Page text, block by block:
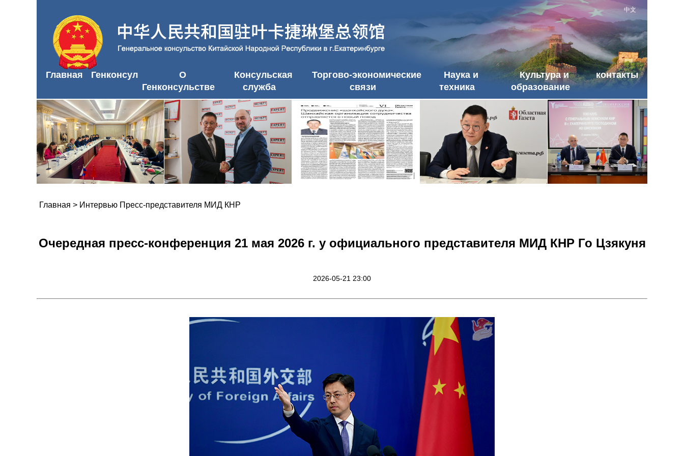
中文
Главная Генконсул
О
Генконсульстве
Консульская
служба
Торгово-экономические
связи
Наука и
техника
Культура и
образование
контакты
Главная > Интервью Пресс-представителя МИД КНР
Очередная пресс-конференция 21 мая 2026 г. у официального представителя МИД КНР Го Цзякуня
2026-05-21 23:00